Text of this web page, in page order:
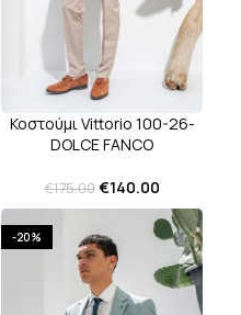
Κοστούμι Vittorio 100-26-
DOLCE FANCO
€175.00 €140.00
-20%